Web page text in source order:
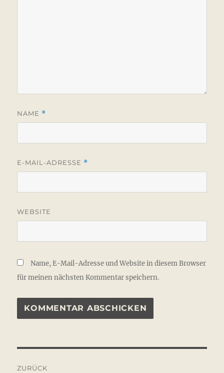
NAME *
E-MAIL-ADRESSE *
WEBSITE
Name, E-Mail-Adresse und Website in diesem Browser
für meinen nächsten Kommentar speichern.
ZURÜCK